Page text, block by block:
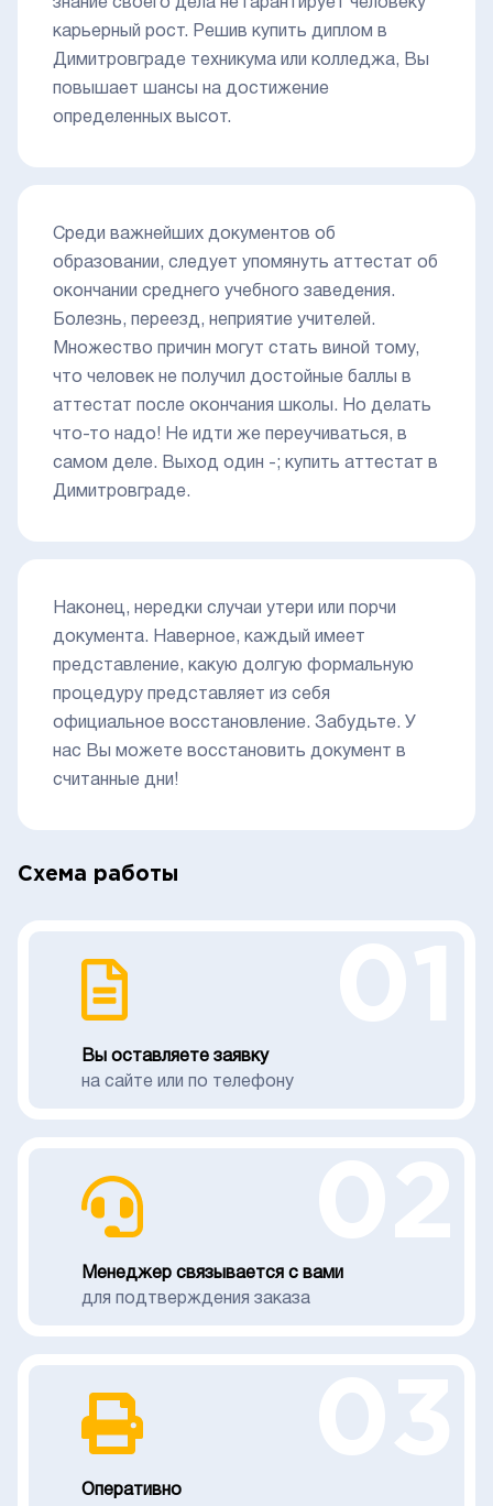
карьерный рост. Решив купить диплом в
Димитровграде техникума или колледжа, Вы
повышает шансы на достижение
определенных высот.
Среди важнейших документов об
образовании, следует упомянуть аттестат об
окончании среднего учебного заведения.
Болезнь, переезд, неприятие учителей.
Множество причин могут стать виной тому,
что человек не получил достойные баллы в
аттестат после окончания школы. Но делать
что-то надо! Не идти же переучиваться, в
самом деле. Выход один -; купить аттестат в
Димитровграде.
Наконец, нередки случаи утери или порчи
документа. Наверное, каждый имеет
представление, какую долгую формальную
процедуру представляет из себя
официальное восстановление. Забудьте. У
нас Вы можете восстановить документ в
считанные дни!
Схема работы
Вы оставляете заявку
на сайте или по телефону
Менеджер связывается с вами
для подтверждения заказа
Оперативно